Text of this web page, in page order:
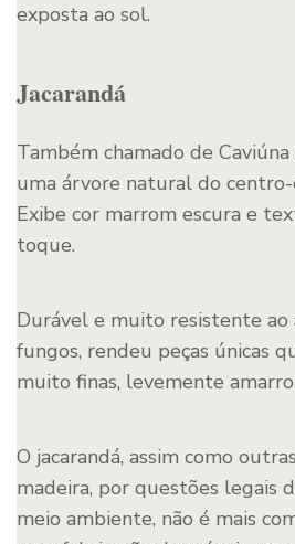
exposta ao sol.
Jacarandá
Também chamado de
uma árvore natural do
Exibe cor marrom escura e
toque.
Durável e muito resistente ao
fungos, rendeu peças únicas
muito finas, levemente
O jacarandá, assim como
madeira, por questões legais
meio ambiente, não é mais